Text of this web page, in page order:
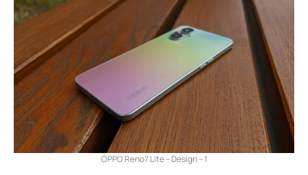
OPPO Reno7 Lite – Design – 1